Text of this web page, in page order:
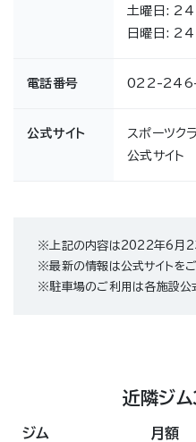
土曜日: 24
日曜日: 24
電話番号 022-
公式サイト
スポーツク
公式サイト
※上記の内容は2022年6月23
※最新の情報は公式サイトをご
※駐車場のご利用は各施設公
近隣ジ
ジム
月額